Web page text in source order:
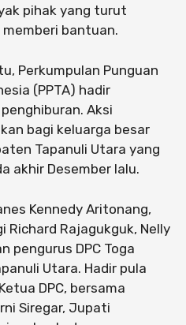
pihak yang turut
bantuan.
Perkumpulan Punguan
(PPTA) hadir
Aksi
bagi keluarga besar
Tapanuli Utara yang
akhir Desember lalu.
Kennedy Aritonang,
Richard Rajagukguk, Nelly
pengurus DPC Toga
Utara. Hadir pula
DPC, bersama
Siregar, Jupati